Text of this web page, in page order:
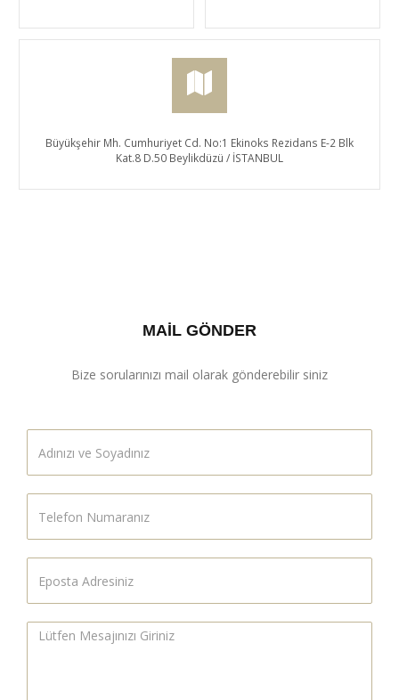
Büyükşehir Mh. Cumhuriyet Cd. No:1 Ekinoks Rezidans E-2 Blk
Kat.8 D.50 Beylikdüzü / İSTANBUL
MAİL GÖNDER
Bize sorularınızı mail olarak gönderebilir siniz